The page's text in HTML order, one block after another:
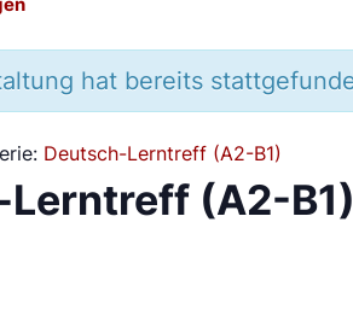
hat bereits
Deutsch-Lerntreff (A2-B1)
(A2-B1)